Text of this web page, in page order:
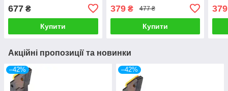
677 ₴
Купити
379₴ 477 ₴
Купити
379
Акційні пропозиції та новинки
–42% –42%